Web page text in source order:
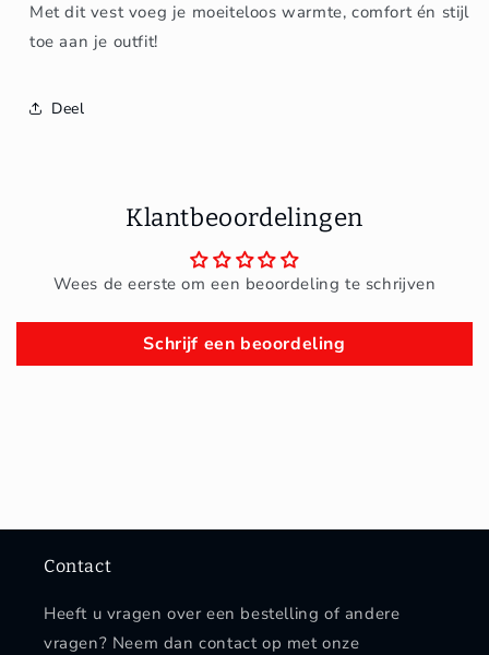
Met dit vest voeg je moeiteloos warmte, comfort én stijl
toe aan je outfit!
Deel
Klantbeoordelingen
Wees de eerste om een beoordeling te schrijven
Schrijf een beoordeling
Contact
Heeft u vragen over een bestelling of andere
vragen? Neem dan contact op met onze